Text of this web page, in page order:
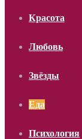
Красота
Любовь
Звёзды
Еда
Психология